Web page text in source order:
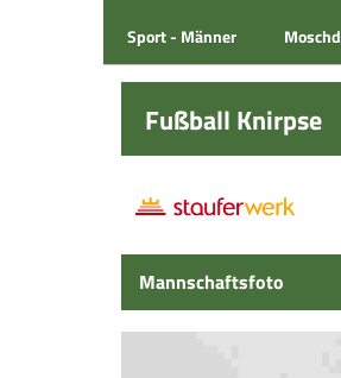
Sport - Männer
Fußball Knirpse
Mannschaftsfoto